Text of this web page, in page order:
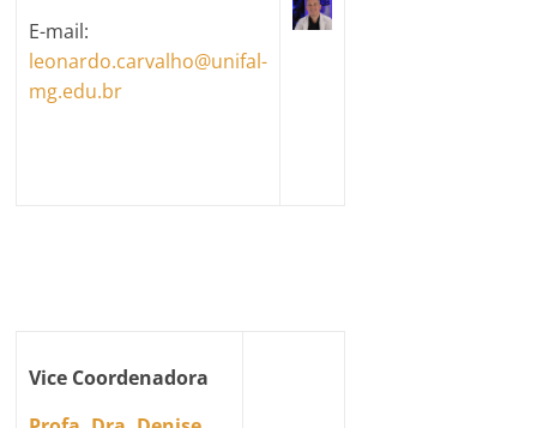
E-mail:
leonardo.carvalho@unifal-
mg.edu.br
Vice Coordenadora